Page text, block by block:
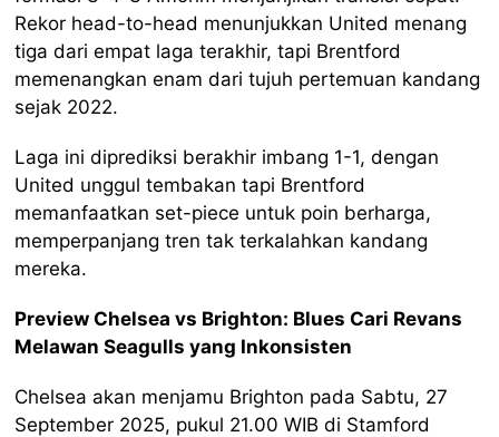
Rekor head-to-head menunjukkan United menang
tiga dari empat laga terakhir, tapi Brentford
memenangkan enam dari tujuh pertemuan kandang
sejak 2022.
Laga ini diprediksi berakhir imbang 1-1, dengan
United unggul tembakan tapi Brentford
memanfaatkan set-piece untuk poin berharga,
memperpanjang tren tak terkalahkan kandang
mereka.
Preview Chelsea vs Brighton: Blues Cari Revans
Melawan Seagulls yang Inkonsisten
Chelsea akan menjamu Brighton pada Sabtu, 27
September 2025, pukul 21.00 WIB di Stamford